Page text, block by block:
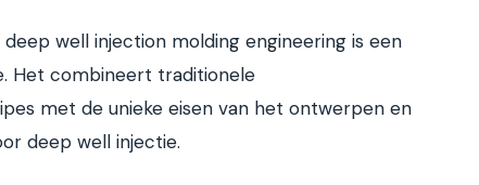
well injection molding engineering is een
Het combineert traditionele
met de unieke eisen van het ontwerpen en
deep well injectie.